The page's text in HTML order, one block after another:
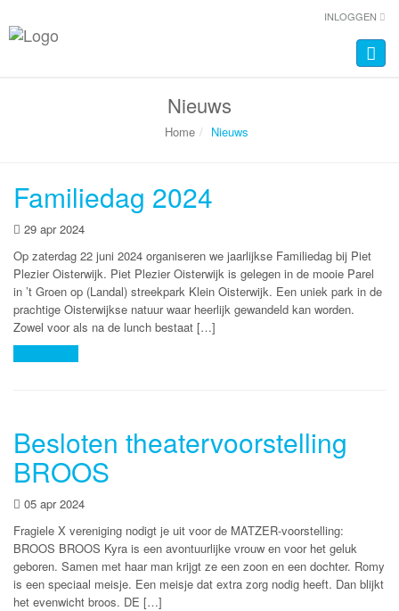
INLOGGEN
Toggle
Nieuws
Home Nieuws
Familiedag 2024
29 apr 2024
Op zaterdag 22 juni 2024 organiseren we jaarlijkse Familiedag bij Piet
Plezier Oisterwijk. Piet Plezier Oisterwijk is gelegen in de mooie Parel
in ’t Groen op (Landal) streekpark Klein Oisterwijk. Een uniek park in de
prachtige Oisterwijkse natuur waar heerlijk gewandeld kan worden.
Zowel voor als na de lunch bestaat […]
Besloten theatervoorstelling
BROOS
05 apr 2024
Fragiele X vereniging nodigt je uit voor de MATZER-voorstelling:
BROOS BROOS Kyra is een avontuurlijke vrouw en voor het geluk
geboren. Samen met haar man krijgt ze een zoon en een dochter. Romy
is een speciaal meisje. Een meisje dat extra zorg nodig heeft. Dan blijkt
het evenwicht broos. DE […]